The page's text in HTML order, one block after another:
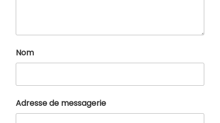
Nom
Adresse de messagerie